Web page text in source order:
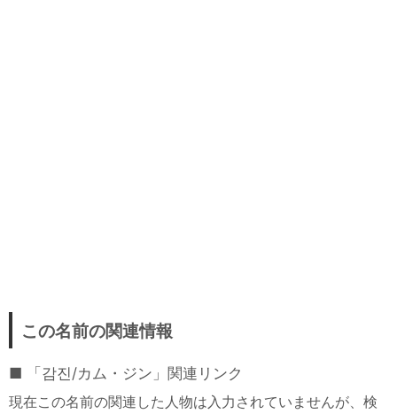
この名前の関連情報
「감진/カム・ジン」関連リンク
現在この名前の関連した人物は入力されていませんが、検